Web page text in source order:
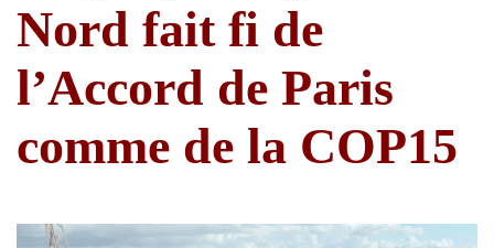
Nord fait fi de
l’Accord de Paris
comme de la COP15